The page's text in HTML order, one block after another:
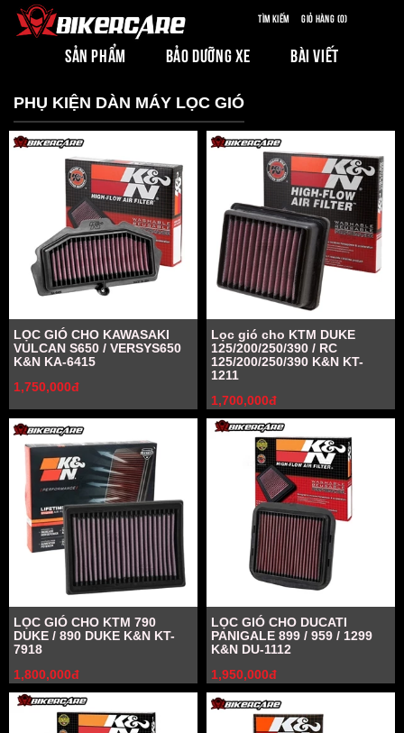
Tìm kiếm Giỏ hàng (0)
SẢN PHẨM BẢO DƯỠNG XE BÀI VIẾT
PHỤ KIỆN DÀN MÁY LỌC GIÓ
LỌC GIÓ CHO KAWASAKI
VULCAN S650 / VERSYS650
K&N KA-6415
1,750,000đ
Lọc gió cho KTM DUKE
125/200/250/390 / RC
125/200/250/390 K&N KT-
1211
1,700,000đ
LỌC GIÓ CHO KTM 790
DUKE / 890 DUKE K&N KT-
7918
1,800,000đ
LỌC GIÓ CHO DUCATI
PANIGALE 899 / 959 / 1299
K&N DU-1112
1,950,000đ